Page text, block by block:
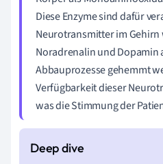
Diese Enzyme sind dafür
Neurotransmitter im
Noradrenalin und Dopamin
Abbauprozesse gehemmt
Verfügbarkeit dieser
was die Stimmung der